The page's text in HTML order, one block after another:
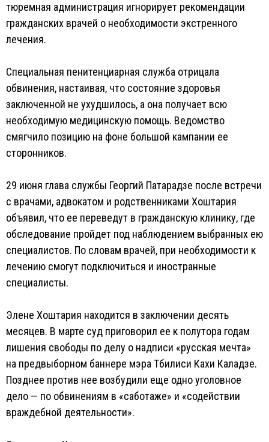
тюремная администрация игнорирует рекомендации
гражданских врачей о необходимости экстренного
лечения.
Специальная пенитенциарная служба отрицала
обвинения, настаивая, что состояние здоровья
заключенной не ухудшилось, а она получает всю
необходимую медицинскую помощь. Ведомство
смягчило позицию на фоне большой кампании ее
сторонников.
29 июня глава службы Георгий Патарадзе после встречи
с врачами, адвокатом и родственниками Хоштария
объявил, что ее переведут в гражданскую клинику, где
обследование пройдет под наблюдением выбранных ею
специалистов. По словам врачей, при необходимости к
лечению смогут подключиться и иностранные
специалисты.
Элене Хоштария находится в заключении десять
месяцев. В марте суд приговорил ее к полутора годам
лишения свободы по делу о надписи «русская мечта»
на предвыборном баннере мэра Тбилиси Кахи Каладзе.
Позднее против нее возбудили еще одно уголовное
дело — по обвинениям в «саботаже» и «содействии
враждебной деятельности».